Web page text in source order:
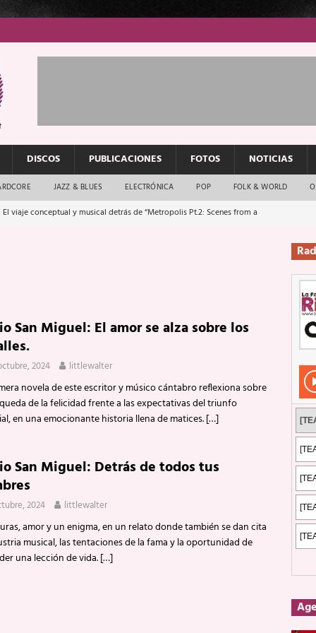
DISCOS PUBLICACIONES FOTOS NOTICIAS
JAZZ & BLUES ELECTRÓNICA POP FOLK & WORLD
El viaje conceptual y musical detrás de “Metropolis Pt.2: Scenes from a
Rockeros certificados
ENTREVISTAS
2 de mayo de 2026 en Fuengirola
Su ‘aullido’ retumbó ferozmente en Fuengirola.
REPORTAJES
La historia de Nintendo Vol. 2 PUBLICACIONES
San Miguel: El amor se alza sobre los
2024 littlewalter
novela de este escritor y músico cántabro reflexiona sobre
de la felicidad frente a las expectativas del triunfo
en una emocionante historia llena de matices.[…]
San Miguel: Detrás de todos tus
2024 littlewalter
amor y un enigma, en un relato donde también se dan cita
musical, las tentaciones de la fama y la oportunidad de
una lección de vida.[…]